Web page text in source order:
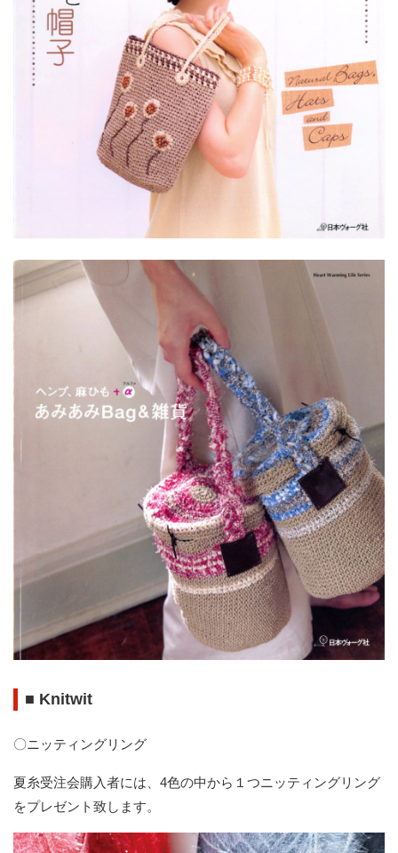
■ Knitwit
〇ニッティングリング
夏糸受注会購入者には、4色の中から１つニッティングリング
をプレゼント致します。